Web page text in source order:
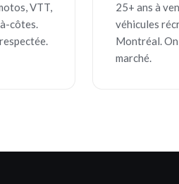
VTT,
côtes.
25+ ans à
véhicules
Montréal.
marché.